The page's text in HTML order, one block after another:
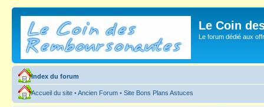
Le Coin
Le forum dédié aux
Index du forum
Accueil du site •Ancien Forum • Site Bons Plans Astuces